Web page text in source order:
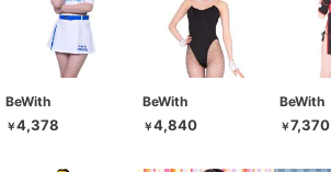
BeWith
￥4,378
BeWith
￥4,840
BeWith
￥7,370